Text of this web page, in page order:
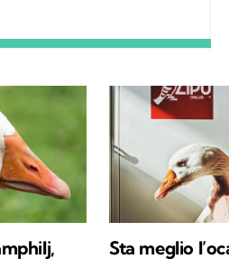
viaggio e una
ciò che mi circonda.
per
da
Sta meglio
Villa Pamphilj,
strada è
ottimisti»